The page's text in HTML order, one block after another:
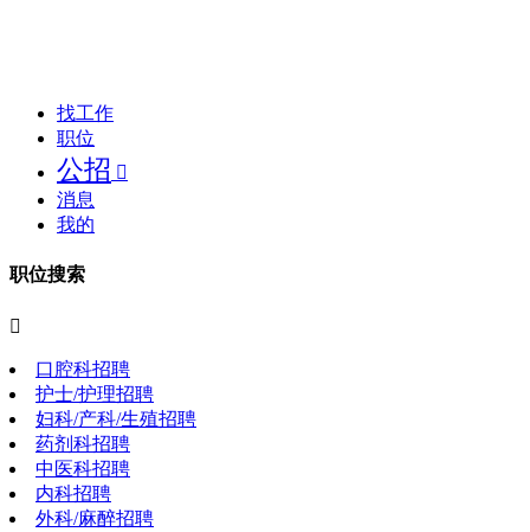
找工作
职位
公招 
消息
我的
职位搜索

口腔科招聘
护士/护理招聘
妇科/产科/生殖招聘
药剂科招聘
中医科招聘
内科招聘
外科/麻醉招聘